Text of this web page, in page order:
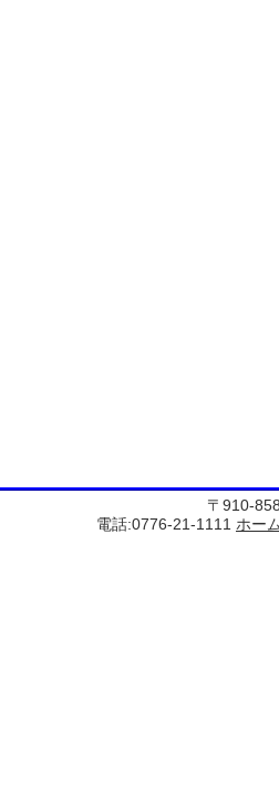
〒910-
電話:0776-21-1111 ホー